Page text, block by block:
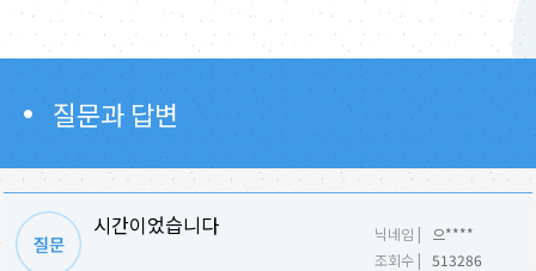
질문과 답변
닉네임 |
으****
조회수 | 513286
시간이었습니다